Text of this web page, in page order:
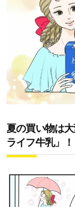
夏の買い物は
ライフ牛乳」！